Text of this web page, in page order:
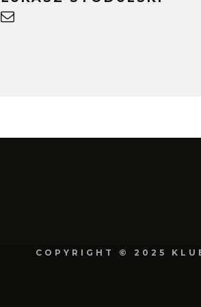
COPYRIGHT © 2025